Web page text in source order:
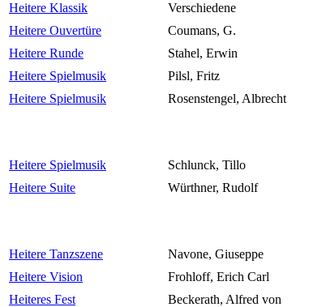
Heitere Klassik
Verschiedene
Heitere Ouvertüre
Coumans, G.
Heitere Runde
Stahel, Erwin
Heitere Spielmusik
Pilsl, Fritz
Heitere Spielmusik
Rosenstengel, Albrecht
Heitere Spielmusik
Schlunck, Tillo
Heitere Suite
Würthner, Rudolf
Heitere Tanzszene Navone, Giuseppe
Heitere Vision
Frohloff, Erich Carl
Heiteres Fest
Beckerath, Alfred von